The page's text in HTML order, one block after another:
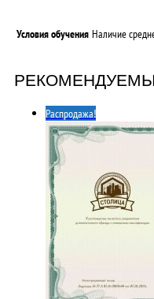
Условия обучения Наличие
Распродажа!